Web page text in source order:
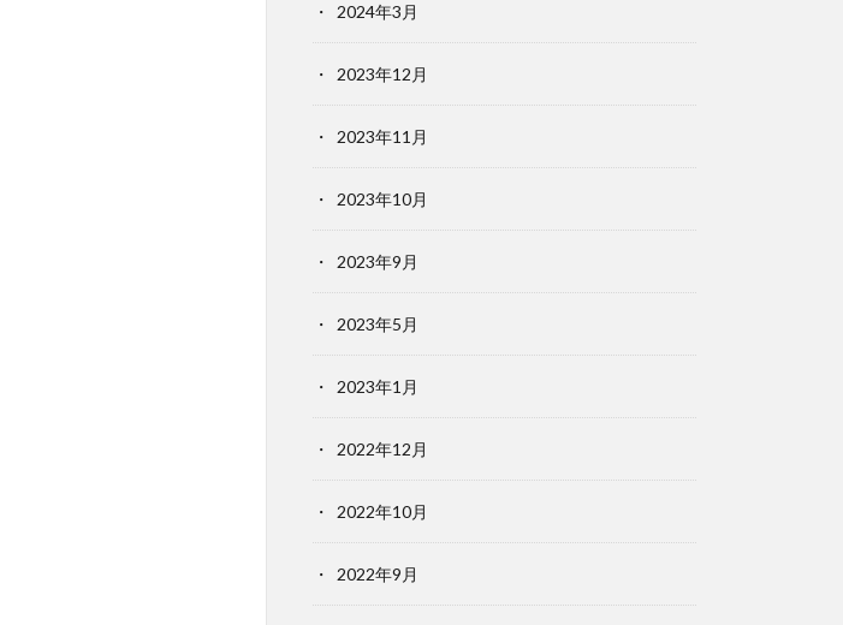
2024年3月
2023年12月
2023年11月
2023年10月
2023年9月
2023年5月
2023年1月
2022年12月
2022年10月
2022年9月